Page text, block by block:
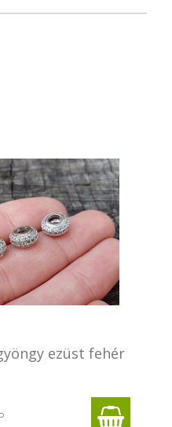
ezüst fehér